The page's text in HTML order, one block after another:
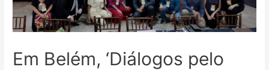
Em Belém, ‘Diálogos pelo